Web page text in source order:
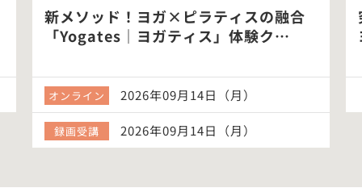
新メソッド！ヨガ×ピラティスの融合
「Yogates｜ヨガティス」体験ク…
オンライン 2026年09月14日（月）
録画受講 2026年09月14日（月）